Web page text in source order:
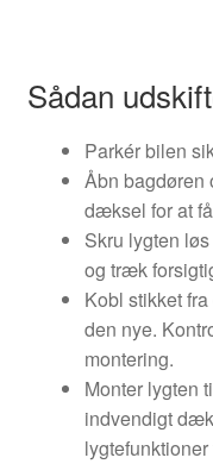
Sådan
Parkér bilen
Åbn bagdøren
dæksel for at
Skru lygten
og træk
Kobl stikket
den nye.
montering.
Monter lygten
indvendigt